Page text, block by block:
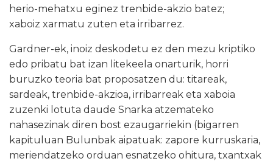
herio-mehatxu eginez trenbide-akzio batez;
xaboiz xarmatu zuten eta irribarrez.
Gardner-ek, inoiz deskodetu ez den mezu kriptiko
edo pribatu bat izan litekeela onarturik, horri
buruzko teoria bat proposatzen du: titareak,
sardeak, trenbide-akzioa, irribarreak eta xaboia
zuzenki lotuta daude Snarka atzemateko
nahasezinak diren bost ezaugarriekin (bigarren
kapituluan Bulunbak aipatuak: zapore kurruskaria,
meriendatzeko orduan esnatzeko ohitura, txantxak